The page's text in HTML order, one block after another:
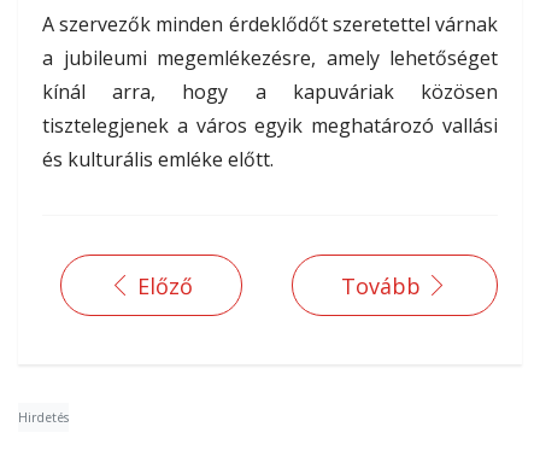
A szervezők minden érdeklődőt szeretettel várnak
a jubileumi megemlékezésre, amely lehetőséget
kínál arra, hogy a kapuváriak közösen
tisztelegjenek a város egyik meghatározó vallási
és kulturális emléke előtt.
Előző Tovább
Hirdetés